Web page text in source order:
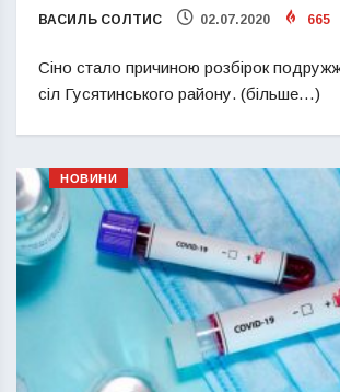
ВАСИЛЬ СОЛТИС 02.07.2020 665
Сіно стало причиною розбірок
сіл Гусятинського району. (більше…)
НОВИНИ